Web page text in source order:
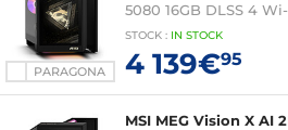
PARAGONA
5080 16GB DLSS 4
Home Gamer PC
STOCK : IN STOCK
4 139€95
MSI MEG Vision X AI